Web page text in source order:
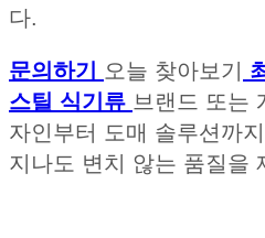
다.
문의하기 오늘 찾아보기
스틸 식기류 브랜드 또는
자인부터 도매 솔루션까
지나도 변치 않는 품질을